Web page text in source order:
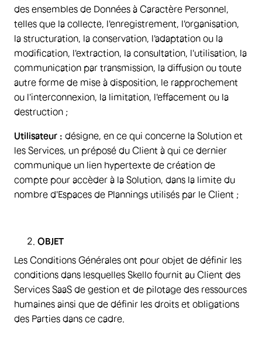
des ensembles de Données à Caractère Personnel,
telles que la collecte, l'enregistrement, l'organisation,
la structuration, la conservation, l'adaptation ou la
modification, l'extraction, la consultation, l'utilisation, la
communication par transmission, la diffusion ou toute
autre forme de mise à disposition, le rapprochement
ou l'interconnexion, la limitation, l'effacement ou la
destruction ;
Utilisateur : désigne, en ce qui concerne la Solution et
les Services, un préposé du Client à qui ce dernier
communique un lien hypertexte de création de
compte pour accèder à la Solution, dans la limite du
nombre d'Espaces de Plannings utilisés par le Client ;
OBJET
Les Conditions Générales ont pour objet de définir les
conditions dans lesquelles Skello fournit au Client des
Services SaaS de gestion et de pilotage des ressources
humaines ainsi que de définir les droits et obligations
des Parties dans ce cadre.